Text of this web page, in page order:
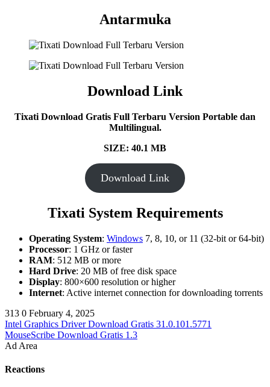
Antarmuka
Download Link
Tixati Download Gratis Full Terbaru Version Portable dan
Multilingual.
SIZE: 40.1 MB
Download Link
Tixati System Requirements
Operating System: Windows 7, 8, 10, or 11 (32-bit or 64-bit)
Processor: 1 GHz or faster
RAM: 512 MB or more
Hard Drive: 20 MB of free disk space
Display: 800×600 resolution or higher
Internet: Active internet connection for downloading torrents
313 0 February 4, 2025
Intel Graphics Driver Download Gratis 31.0.101.5771
MouseScribe Download Gratis 1.3
Ad Area
Reactions